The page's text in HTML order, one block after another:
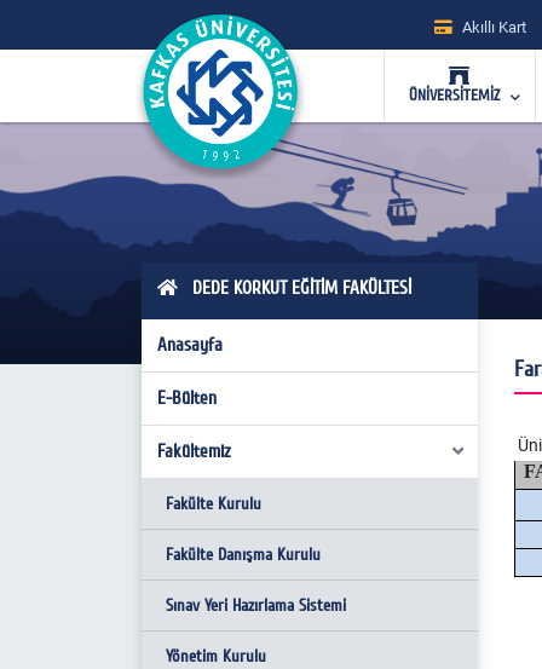
Akıllı Kart
ÜNİVERSİTEMİZ
DEDE KORKUT EĞİTİM FAKÜLTESİ
Anasayfa
E-Bülten
Fakültemiz
Fakülte Kurulu
Fakülte Danışma Kurulu
Sınav Yeri Hazırlama Sistemi
Yönetim Kurulu